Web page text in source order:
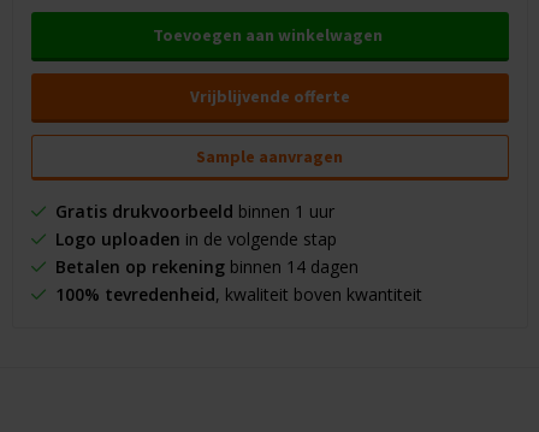
Toevoegen aan winkelwagen
Vrijblijvende offerte
Sample aanvragen
Gratis drukvoorbeeld binnen 1 uur
Logo uploaden in de volgende stap
Betalen op rekeningbinnen 14 dagen
100% tevredenheid, kwaliteit boven kwantiteit